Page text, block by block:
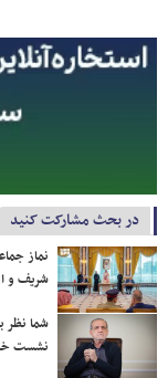
در بحث مشارکت کنید
نماز
شریف و
شما نظر
نشست